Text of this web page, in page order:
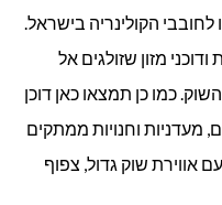
לחובבי הקולינריה בישראל.
מזון שזולגים אל
כמו כן תמצאו כאן דוכן
מעדניות וחנויות ממתקים
שוק גדול, צפוף